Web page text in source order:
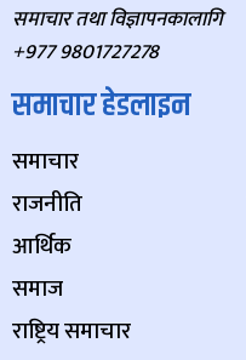
समाचार तथा विज्ञापनकालागि
+977 9801727278
समाचार हेडलाइन
समाचार
राजनीति
आर्थिक
समाज
राष्ट्रिय समाचार